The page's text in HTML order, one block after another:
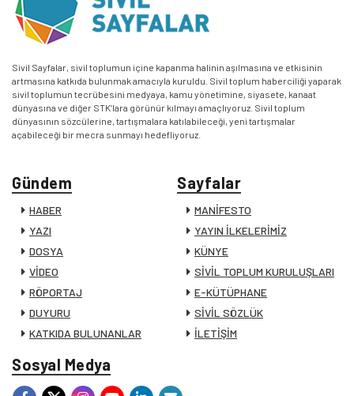
Sivil Sayfalar, sivil toplumun içine kapanma halinin aşılmasına ve etkisinin
artmasına katkıda bulunmak amacıyla kuruldu. Sivil toplum haberciliği yaparak
sivil toplumun tecrübesini medyaya, kamu yönetimine, siyasete, kanaat
dünyasına ve diğer STK’lara görünür kılmayı amaçlıyoruz. Sivil toplum
dünyasının sözcülerine, tartışmalara katılabileceği, yeni tartışmalar
açabileceği bir mecra sunmayı hedefliyoruz.
Gündem
HABER
YAZI
DOSYA
VİDEO
RÖPORTAJ
DUYURU
KATKIDA BULUNANLAR
Sayfalar
MANİFESTO
YAYIN İLKELERİMİZ
KÜNYE
SİVİL TOPLUM KURULUŞLARI
E-KÜTÜPHANE
SİVİL SÖZLÜK
İLETİŞİM
Sosyal Medya